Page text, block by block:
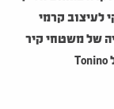
לעיצוב קרמי
של משטחי קיר
Tonino